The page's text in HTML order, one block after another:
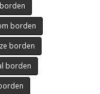
borden
borden
borden